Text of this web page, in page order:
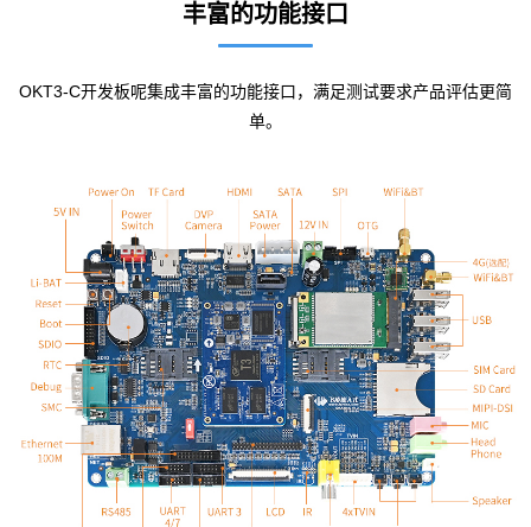
丰富的功能接口
OKT3-C开发板呢集成丰富的功能接口，满足测试要求产品评估更简
单。